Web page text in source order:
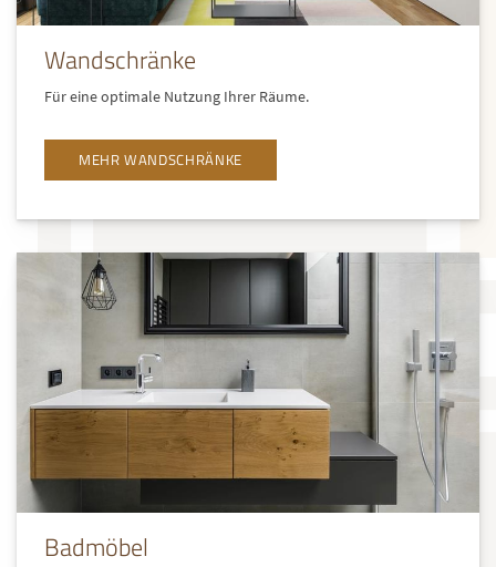
Wandschränke
Für eine optimale Nutzung Ihrer Räume.
MEHR WANDSCHRÄNKE
Badmöbel